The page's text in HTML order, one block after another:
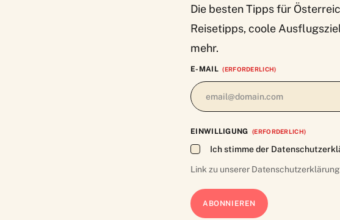
Die besten Tipps für
Reisetipps, coole
mehr.
E-MAIL (ERFORDERLICH)
EINWILLIGUNG (ERFORDERLICH)
Ich stimme der
Link zu unserer Datenschutzerklärung